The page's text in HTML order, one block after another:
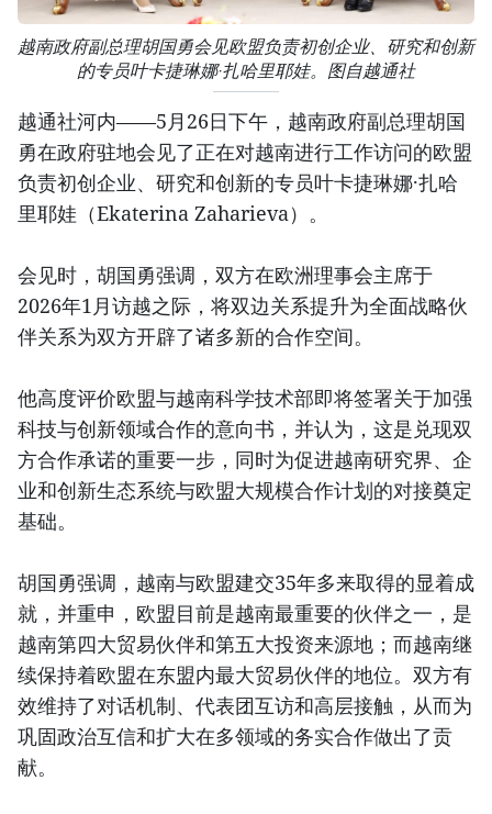
越南政府副总理胡国勇会见欧盟负责初创企业、研究和创新
的专员叶卡捷琳娜·扎哈里耶娃。图自越通社
越通社河内——5月26日下午，越南政府副总理胡国
勇在政府驻地会见了正在对越南进行工作访问的欧盟
负责初创企业、研究和创新的专员叶卡捷琳娜·扎哈
里耶娃（Ekaterina Zaharieva）。
会见时，胡国勇强调，双方在欧洲理事会主席于
2026年1月访越之际，将双边关系提升为全面战略伙
伴关系为双方开辟了诸多新的合作空间。
他高度评价欧盟与越南科学技术部即将签署关于加强
科技与创新领域合作的意向书，并认为，这是兑现双
方合作承诺的重要一步，同时为促进越南研究界、企
业和创新生态系统与欧盟大规模合作计划的对接奠定
基础。
胡国勇强调，越南与欧盟建交35年多来取得的显着成
就，并重申，欧盟目前是越南最重要的伙伴之一，是
越南第四大贸易伙伴和第五大投资来源地；而越南继
续保持着欧盟在东盟内最大贸易伙伴的地位。双方有
效维持了对话机制、代表团互访和高层接触，从而为
巩固政治互信和扩大在多领域的务实合作做出了贡
献。